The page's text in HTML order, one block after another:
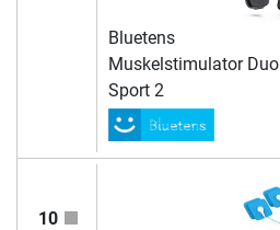
Bluetens
Muskelstimulator Duo
Sport 2
10